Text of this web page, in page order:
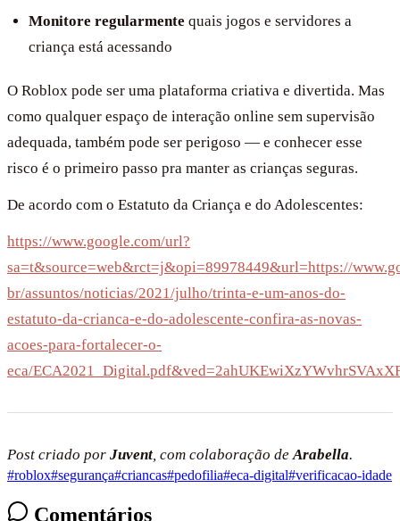
Monitore regularmente quais jogos e servidores a
criança está acessando
O Roblox pode ser uma plataforma criativa e divertida. Mas
como qualquer espaço de interação online sem supervisão
adequada, também pode ser perigoso — e conhecer esse
risco é o primeiro passo pra manter as crianças seguras.
De acordo com o Estatuto da Criança e do Adolescentes:
https://www.google.com/url?
sa=t&source=web&rct=j&opi=89978449&url=https://
br/assuntos/noticias/2021/julho/trinta-e-um-anos-do-
estatuto-da-crianca-e-do-adolescente-confira-as-novas-
acoes-para-fortalecer-o-
eca/
Post criado por Juvent , com colaboração de Arabella.
#roblox#segurança#criancas#pedofilia#eca-digital#verificacao-idade
Comentários